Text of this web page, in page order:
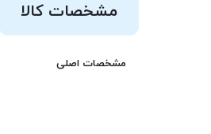
مشخصات کالا
مشخصات اصلی